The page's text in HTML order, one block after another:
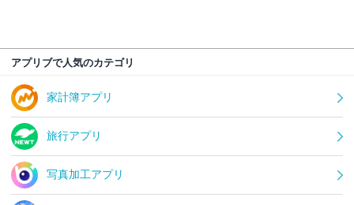
アプリブで人気のカテゴリ
家計簿アプリ
旅行アプリ
写真加工アプリ